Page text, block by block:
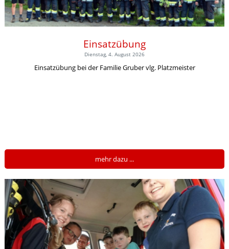
Einsatzübung
Dienstag, 4. August 2026
Einsatzübung bei der Familie Gruber vlg. Platzmeister
mehr dazu ...